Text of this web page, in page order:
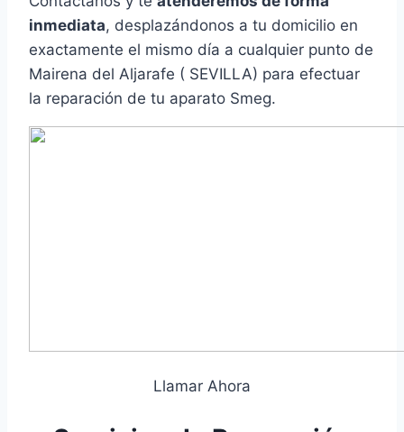
inmediata, desplazándonos a tu domicilio en
exactamente el mismo día a cualquier punto de
Mairena del Aljarafe ( SEVILLA) para efectuar
la reparación de tu aparato Smeg.
Llamar Ahora